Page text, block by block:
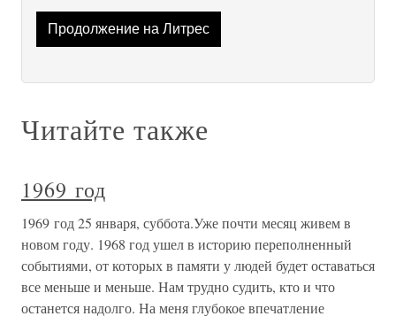
Продолжение на Литрес
Читайте также
1969 год
1969 год 25 января, суббота.Уже почти месяц живем в
новом году. 1968 год ушел в историю переполненный
событиями, от которых в памяти у людей будет оставаться
все меньше и меньше. Нам трудно судить, кто и что
останется надолго. На меня глубокое впечатление